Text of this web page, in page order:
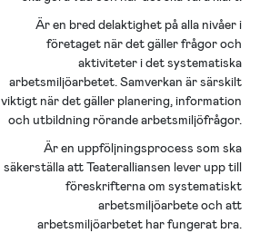
Är en bred delaktighet på alla nivåer i
företaget när det gäller frågor och
aktiviteter i det systematiska
arbetsmiljöarbetet. Samverkan är särskilt
viktigt när det gäller planering, information
och utbildning rörande arbetsmiljöfrågor.
Är en uppföljningsprocess som ska
säkerställa att Teateralliansen lever upp till
föreskrifterna om systematiskt
arbetsmiljöarbete och att
arbetsmiljöarbetet har fungerat bra.